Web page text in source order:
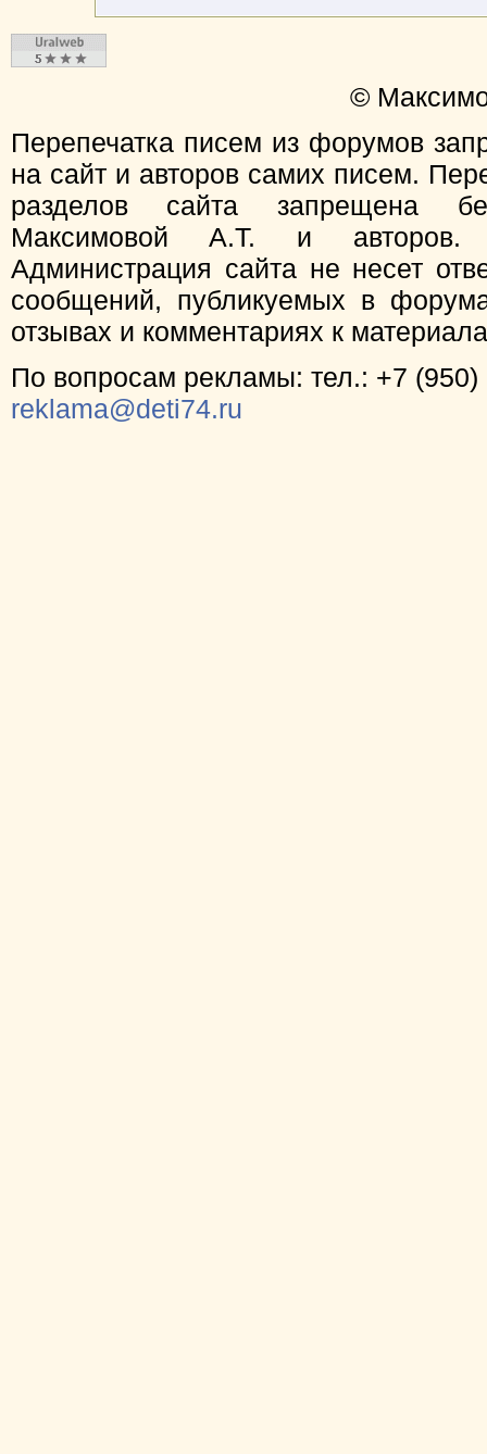
©
Перепечатка писем из форумов
на сайт и авторов самих писем.
разделов сайта запрещена
Максимовой А.Т. и
Администрация сайта не несет
сообщений, публикуемых в
отзывах и комментариях к
По вопросам рекламы: тел.: +7 (950)
reklama@deti74.ru